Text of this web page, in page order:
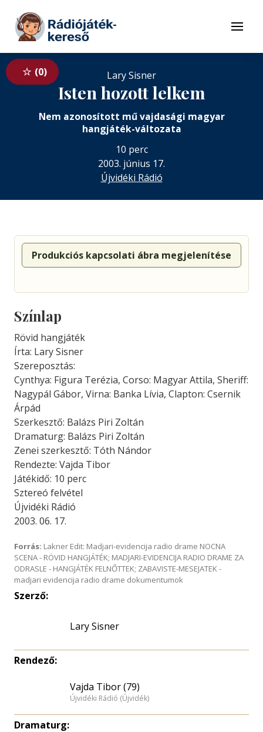
Tovább a tartalomhoz
Menü
0 Lary Sisner
Isten hozott lelkem
Nem azonosított mű vajdasági magyar
hangjáték-változata
10 perc
2003. június 17.
Újvidéki Rádió
Produkciós kapcsolati ábra megjelenítése
Színlap
Rövid hangjáték
Írta: Lary Sisner
Szereposztás:
Cynthya: Figura Terézia, Corso: Magyar Attila, Sheriff:
Nagypál Gábor, Virna: Banka Lívia, Clapton: Csernik
Árpád
Szerkesztő: Balázs Piri Zoltán
Dramaturg: Balázs Piri Zoltán
Zenei szerkesztő: Tóth Nándor
Rendezte: Vajda Tibor
Játékidő: 10 perc
Sztereó felvétel
Újvidéki Rádió
2003. 06. 17.
Forrás: Lakner Edit: Madjari-evidencija radio drame NOCNA
SCENA - RÖVID HANGJÁTÉK; MADJARI-EVIDENCIJA RADIO DRAME ZA
ODRASLE - HANGJÁTÉK FELNŐTTEK; ZABAVISTE-MESEJATEK -
madjari evidencija radio drame dokumentumok
Szerző:
Lary Sisner
Rendező:
Vajda Tibor (79)
Újvidéki Rádió (Újvidék)
Dramaturg: